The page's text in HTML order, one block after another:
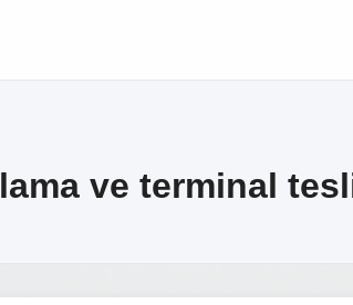
ve terminal